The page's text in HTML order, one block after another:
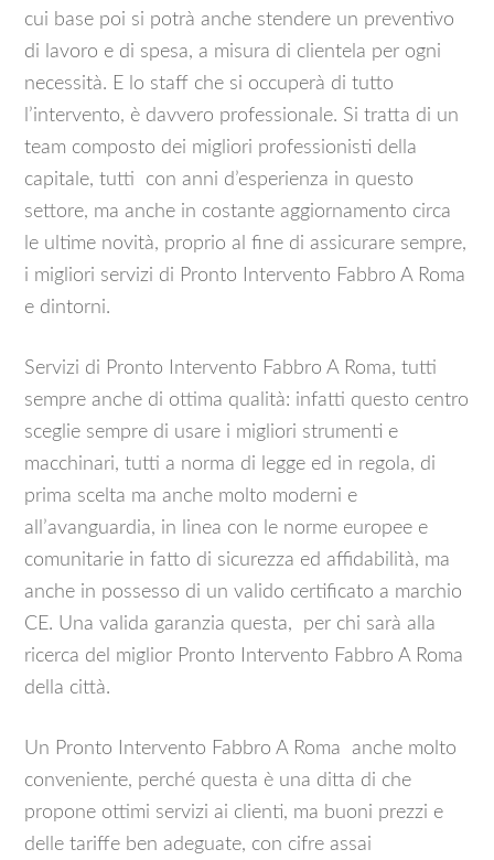
cui base poi si potrà anche stendere un preventivo
di lavoro e di spesa, a misura di clientela per ogni
necessità. E lo staff che si occuperà di tutto
l’intervento, è davvero professionale. Si tratta di un
team composto dei migliori professionisti della
capitale, tutti con anni d’esperienza in questo
settore, ma anche in costante aggiornamento circa
le ultime novità, proprio al fine di assicurare sempre,
i migliori servizi di Pronto Intervento Fabbro A Roma
e dintorni.
Servizi di Pronto Intervento Fabbro A Roma, tutti
sempre anche di ottima qualità: infatti questo centro
sceglie sempre di usare i migliori strumenti e
macchinari, tutti a norma di legge ed in regola, di
prima scelta ma anche molto moderni e
all’avanguardia, in linea con le norme europee e
comunitarie in fatto di sicurezza ed affidabilità, ma
anche in possesso di un valido certificato a marchio
CE. Una valida garanzia questa, per chi sarà alla
ricerca del miglior Pronto Intervento Fabbro A Roma
della città.
Un Pronto Intervento Fabbro A Roma anche molto
conveniente, perché questa è una ditta di che
propone ottimi servizi ai clienti, ma buoni prezzi e
delle tariffe ben adeguate, con cifre assai